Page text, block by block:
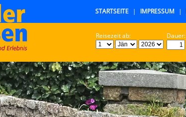
STARTSEITE | IMPRESSUM |
Reisezeit ab:
.
.
Dauer: